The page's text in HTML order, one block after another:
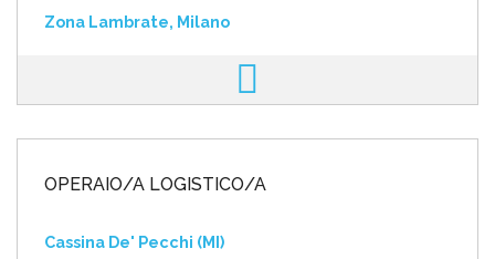
Zona Lambrate, Milano
OPERAIO/A LOGISTICO/A
Cassina De' Pecchi (MI)